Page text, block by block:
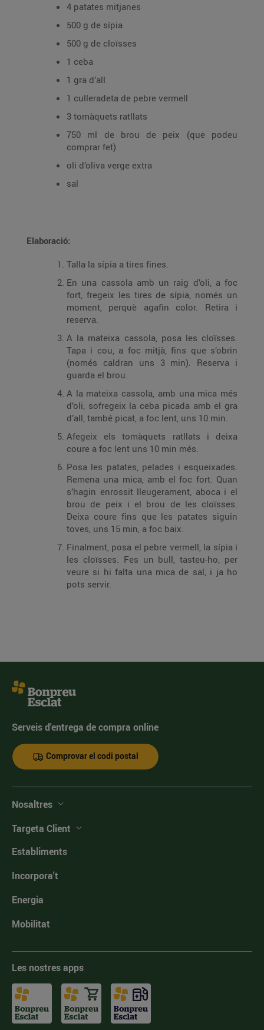
4 patates mitjanes
500 g de sípia
500 g de cloïsses
1 ceba
1 gra d’all
1 culleradeta de pebre vermell
3 tomàquets ratllats
750 ml de brou de peix (que podeu
comprar fet)
oli d’oliva verge extra
sal
Elaboració:
Talla la sípia a tires fines.
En una cassola amb un raig d’oli, a foc
fort, fregeix les tires de sípia, només un
moment, perquè agafin color. Retira i
reserva.
A la mateixa cassola, posa les cloïsses.
Tapa i cou, a foc mitjà, fins que s’obrin
(només caldran uns 3 min). Reserva i
guarda el brou.
A la mateixa cassola, amb una mica més
d’oli, sofregeix la ceba picada amb el gra
d’all, també picat, a foc lent, uns 10 min.
Afegeix els tomàquets ratllats i deixa
coure a foc lent uns 10 min més.
Posa les patates, pelades i esqueixades.
Remena una mica, amb el foc fort. Quan
s’hagin enrossit lleugerament, aboca i el
brou de peix i el brou de les cloïsses.
Deixa coure fins que les patates siguin
toves, uns 15 min, a foc baix.
Finalment, posa el pebre vermell, la sípia i
les cloïsses. Fes un bull, tasteu-ho, per
veure si hi falta una mica de sal, i ja ho
pots servir.
Serveis d'entrega de compra online
Comprovar el codi postal
Nosaltres
Targeta Client
Establiments
Incorpora't
Energia
Mobilitat
Les nostres apps